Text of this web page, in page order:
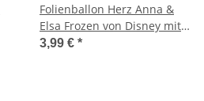
Folienballon Herz Anna &
Elsa Frozen von Disney mit
Blumen
3,99 € *